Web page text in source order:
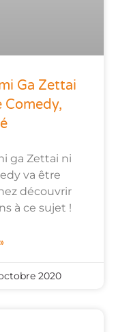
Ga Zettai
Comedy,
ga Zettai ni
va être
découvrir
à ce sujet !
2020